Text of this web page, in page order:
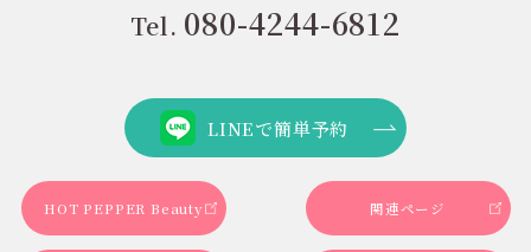
Tel. 080-4244-6812
LINEで簡単予約
HOT PEPPER Beauty 関連ページ